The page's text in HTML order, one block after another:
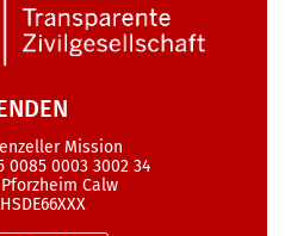
Mission
0085 0003 3002 34
Calw